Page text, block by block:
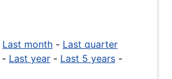
Last month - Last quarter
- Last year - Last 5 years -